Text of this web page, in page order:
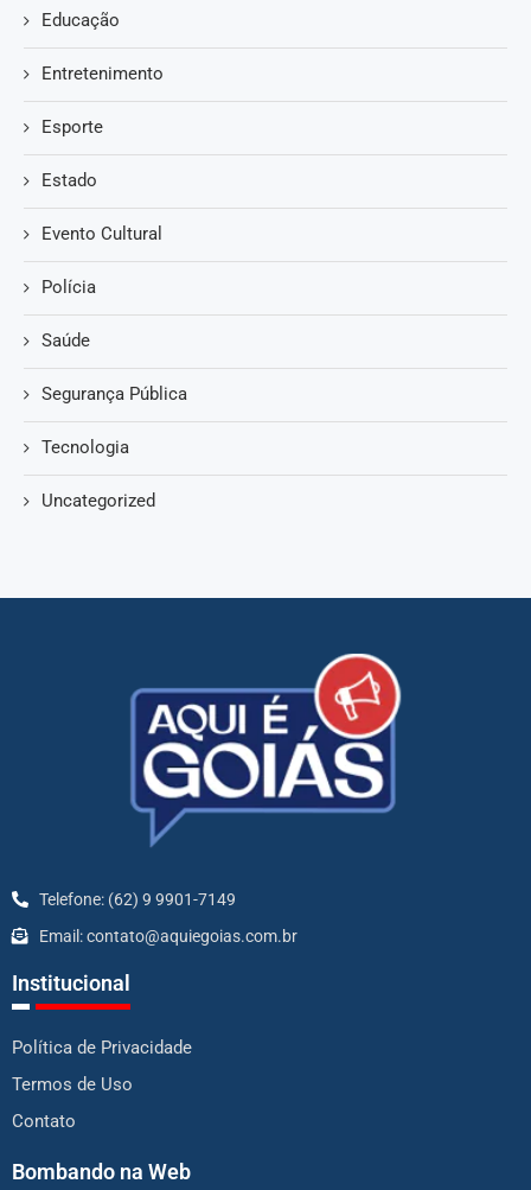
Educação
Entretenimento
Esporte
Estado
Evento Cultural
Polícia
Saúde
Segurança Pública
Tecnologia
Uncategorized
Telefone: (62) 9 9901-7149
Email: contato@aquiegoias.com.br
Institucional
Política de Privacidade
Termos de Uso
Contato
Bombando na Web